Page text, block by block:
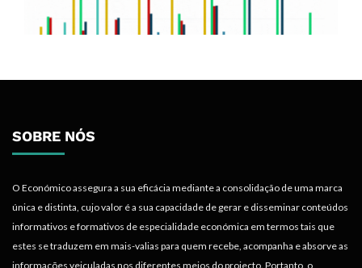
SOBRE NÓS
O Económico assegura a sua eficácia mediante a consolidação de uma marca
única e distinta, cujo valor é a sua capacidade de gerar e disseminar conteúdos
informativos e formativos de especialidade económica em termos tais que
estes se traduzem em mais-valias para quem recebe, acompanha e absorve as
informações veiculadas nos diferentes meios do projecto. Portanto, o